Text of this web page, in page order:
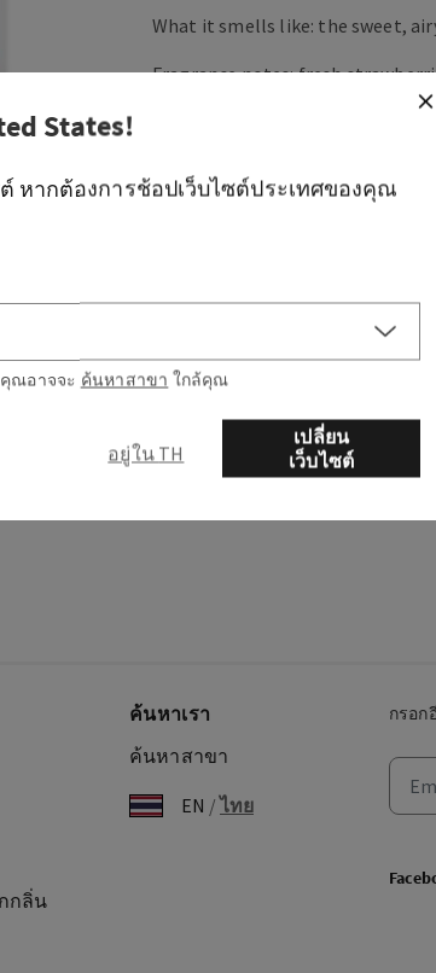
What it smells like: the sweet,
Fragrance notes: fresh
ภาพรวม
กรอก
กลิ่น
ค้นหาเรา
ค้นหาสาขา
EN /ไทย
States!
ต์ หากต้องการช้อปเว็บไซต์ประเทศของคุณ
ณอาจจะ ค้นหาสาขา ใกล้คุณ
อยู่ใน TH
เปลี่ยน
เว็บไซต์